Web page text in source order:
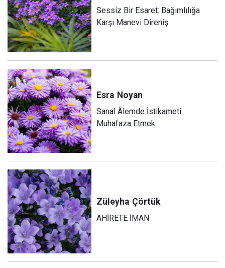
Sessiz Bir Esaret: Bağımlılığa
Karşı Manevi Direniş
Esra Noyan
Sanal Âlemde İstikameti
Muhafaza Etmek
Züleyha Çörtük
AHİRETE İMAN